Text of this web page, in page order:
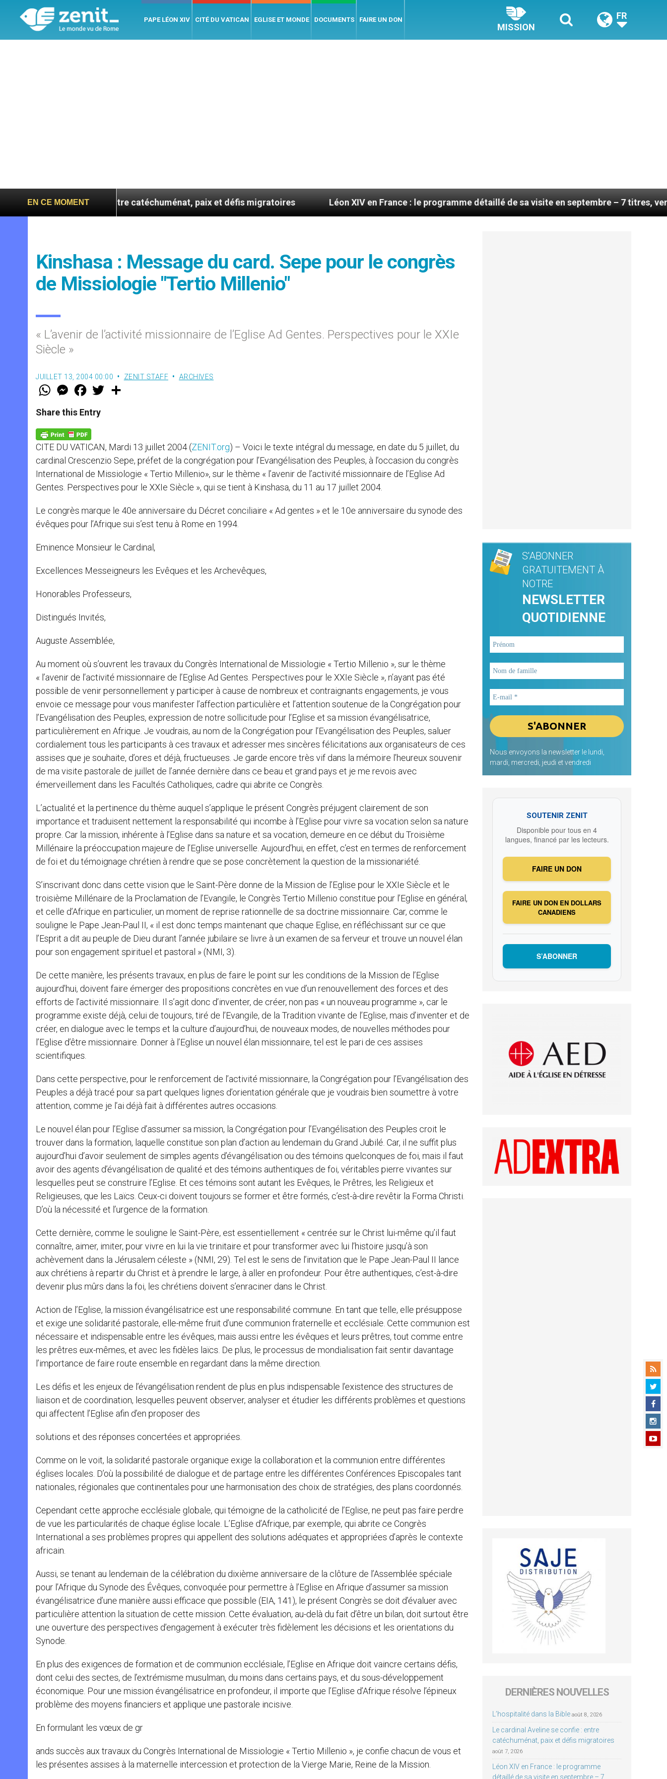
PAPE LÉON XIV CITÉ DU VATICAN EGLISE ET MONDE DOCUMENTS FAIRE UN DON
MISSION
FR
EN CE MOMENT
se confie : entre catéchuménat, paix et défis migratoires Léon XIV en France : le programme détaillé de sa visite en septembre – 7 titres, vendredi 7 août
Kinshasa : Message du card. Sepe pour le congrès
de Missiologie "Tertio Millenio"
« L’avenir de l’activité missionnaire de l’Eglise Ad Gentes. Perspectives pour le XXIe
Siècle »
JUILLET 13, 2004 00:00 ZENIT STAFF ARCHIVES
W
t
s
p
p
M
e
s
e
g
e
r
F
a
e
b
k
w
Share this Entry
CITE DU VATICAN, Mardi 13 juillet 2004 (ZENIT.org) – Voici le texte intégral du message, en date du 5 juillet, du
cardinal Crescenzio Sepe, préfet de la congrégation pour l’Evangélisation des Peuples, à l’occasion du congrès
International de Missiologie « Tertio Millenio», sur le thème « l’avenir de l’activité missionnaire de l’Eglise Ad
Gentes. Perspectives pour le XXIe Siècle », qui se tient à Kinshasa, du 11 au 17 juillet 2004.
Le congrès marque le 40e anniversaire du Décret conciliaire « Ad gentes » et le 10e anniversaire du synode des
évêques pour l’Afrique sui s’est tenu à Rome en 1994.
Eminence Monsieur le Cardinal,
Excellences Messeigneurs les Evêques et les Archevêques,
Honorables Professeurs,
Distingués Invités,
Auguste Assemblée,
Au moment où s’ouvrent les travaux du Congrès International de Missiologie « Tertio Millenio », sur le thème
« l’avenir de l’activité missionnaire de l’Eglise Ad Gentes. Perspectives pour le XXIe Siècle », n’ayant pas été
possible de venir personnellement y participer à cause de nombreux et contraignants engagements, je vous
envoie ce message pour vous manifester l’affection particulière et l’attention soutenue de la Congrégation pour
l’Evangélisation des Peuples, expression de notre sollicitude pour l’Eglise et sa mission évangélisatrice,
particulièrement en Afrique. Je voudrais, au nom de la Congrégation pour l’Evangélisation des Peuples, saluer
cordialement tous les participants à ces travaux et adresser mes sincères félicitations aux organisateurs de ces
assises que je souhaite, d’ores et déjà, fructueuses. Je garde encore très vif dans la mémoire l’heureux souvenir
de ma visite pastorale de juillet de l’année dernière dans ce beau et grand pays et je me revois avec
émerveillement dans les Facultés Catholiques, cadre qui abrite ce Congrès.
L’actualité et la pertinence du thème auquel s’applique le présent Congrès préjugent clairement de son
importance et traduisent nettement la responsabilité qui incombe à l’Eglise pour vivre sa vocation selon sa nature
propre. Car la mission, inhérente à l’Eglise dans sa nature et sa vocation, demeure en ce début du Troisième
Millénaire la préoccupation majeure de l’Eglise universelle. Aujourd’hui, en effet, c’est en termes de renforcement
de foi et du témoignage chrétien à rendre que se pose concrètement la question de la missionariété.
S’inscrivant donc dans cette vision que le Saint-Père donne de la Mission de l’Eglise pour le XXIe Siècle et le
troisième Millénaire de la Proclamation de l’Evangile, le Congrès Tertio Millenio constitue pour l’Eglise en général,
et celle d’Afrique en particulier, un moment de reprise rationnelle de sa doctrine missionnaire. Car, comme le
souligne le Pape Jean-Paul II, « il est donc temps maintenant que chaque Eglise, en réfléchissant sur ce que
l’Esprit a dit au peuple de Dieu durant l’année jubilaire se livre à un examen de sa ferveur et trouve un nouvel élan
pour son engagement spirituel et pastoral » (NMI, 3).
De cette manière, les présents travaux, en plus de faire le point sur les conditions de la Mission de l’Eglise
aujourd’hui, doivent faire émerger des propositions concrètes en vue d’un renouvellement des forces et des
efforts de l’activité missionnaire. Il s’agit donc d’inventer, de créer, non pas « un nouveau programme », car le
programme existe déjà, celui de toujours, tiré de l’Evangile, de la Tradition vivante de l’Eglise, mais d’inventer et de
créer, en dialogue avec le temps et la culture d’aujourd’hui, de nouveaux modes, de nouvelles méthodes pour
l’Eglise d’être missionnaire. Donner à l’Eglise un nouvel élan missionnaire, tel est le pari de ces assises
scientifiques.
Dans cette perspective, pour le renforcement de l’activité missionnaire, la Congrégation pour l’Evangélisation des
Peuples a déjà tracé pour sa part quelques lignes d’orientation générale que je voudrais bien soumettre à votre
attention, comme je l’ai déjà fait à différentes autres occasions.
Le nouvel élan pour l’Eglise d’assumer sa mission, la Congrégation pour l’Evangélisation des Peuples croit le
trouver dans la formation, laquelle constitue son plan d’action au lendemain du Grand Jubilé. Car, il ne suffit plus
aujourd’hui d’avoir seulement de simples agents d’évangélisation ou des témoins quelconques de foi, mais il faut
avoir des agents d’évangélisation de qualité et des témoins authentiques de foi, véritables pierre vivantes sur
lesquelles peut se construire l’Eglise. Et ces témoins sont autant les Evêques, le Prêtres, les Religieux et
Religieuses, que les Laïcs. Ceux-ci doivent toujours se former et être formés, c’est-à-dire revêtir la Forma Christi.
D’où la nécessité et l’urgence de la formation.
Cette dernière, comme le souligne le Saint-Père, est essentiellement « centrée sur le Christ lui-même qu’il faut
connaître, aimer, imiter, pour vivre en lui la vie trinitaire et pour transformer avec lui l’histoire jusqu’à son
achèvement dans la Jérusalem céleste » (NMI, 29). Tel est le sens de l’invitation que le Pape Jean-Paul II lance
aux chrétiens à repartir du Christ et à prendre le large, à aller en profondeur. Pour être authentiques, c’est-à-dire
devenir plus mûrs dans la foi, les chrétiens doivent s’enraciner dans le Christ.
Action de l’Eglise, la mission évangélisatrice est une responsabilité commune. En tant que telle, elle présuppose
et exige une solidarité pastorale, elle-même fruit d’une communion fraternelle et ecclésiale. Cette communion est
nécessaire et indispensable entre les évêques, mais aussi entre les évêques et leurs prêtres, tout comme entre
les prêtres eux-mêmes, et avec les fidèles laïcs. De plus, le processus de mondialisation fait sentir davantage
l’importance de faire route ensemble en regardant dans la même direction.
Les défis et les enjeux de l’évangélisation rendent de plus en plus indispensable l’existence des structures de
liaison et de coordination, lesquelles peuvent observer, analyser et étudier les différents problèmes et questions
qui affectent l’Eglise afin d’en proposer des
solutions et des réponses concertées et appropriées.
Comme on le voit, la solidarité pastorale organique exige la collaboration et la communion entre différentes
églises locales. D’où la possibilité de dialogue et de partage entre les différentes Conférences Episcopales tant
nationales, régionales que continentales pour une harmonisation des choix de stratégies, des plans coordonnés.
Cependant cette approche ecclésiale globale, qui témoigne de la catholicité de l’Eglise, ne peut pas faire perdre
de vue les particularités de chaque église locale. L’Eglise d’Afrique, par exemple, qui abrite ce Congrès
International a ses problèmes propres qui appellent des solutions adéquates et appropriées d’après le contexte
africain.
Aussi, se tenant au lendemain de la célébration du dixième anniversaire de la clôture de l’Assemblée spéciale
pour l’Afrique du Synode des Évêques, convoquée pour permettre à l’Eglise en Afrique d’assumer sa mission
évangélisatrice d’une manière aussi efficace que possible (EIA, 141), le présent Congrès se doit d’évaluer avec
particulière attention la situation de cette mission. Cette évaluation, au-delà du fait d’être un bilan, doit surtout être
une ouverture des perspectives d’engagement à exécuter très fidèlement les décisions et les orientations du
Synode.
En plus des exigences de formation et de communion ecclésiale, l’Eglise en Afrique doit vaincre certains défis,
dont celui des sectes, de l’extrémisme musulman, du moins dans certains pays, et du sous-développement
économique. Pour une mission évangélisatrice en profondeur, il importe que l’Eglise d’Afrique résolve l’épineux
problème des moyens financiers et applique une pastorale incisive.
En formulant les vœux de gr
ands succès aux travaux du Congrès International de Missiologie « Tertio Millenio », je confie chacun de vous et
les présentes assises à la maternelle intercession et protection de la Vierge Marie, Reine de la Mission.
S'ABONNER
GRATUITEMENT À
NOTRE
NEWSLETTER
QUOTIDIENNE
Nous envoyons la newsletter le lundi,
mardi, mercredi, jeudi et vendredi
SOUTENIR ZENIT
Disponible pour tous en 4
langues, financé par les lecteurs.
FAIRE UN DON
FAIRE UN DON EN DOLLARS
CANADIENS
S’ABONNER
DERNIÈRES NOUVELLES
L’hospitalité dans la Bible août 8, 2026
Le cardinal Aveline se confie : entre
catéchuménat, paix et défis migratoires
août 7, 2026
Léon XIV en France : le programme
détaillé de sa visite en septembre – 7